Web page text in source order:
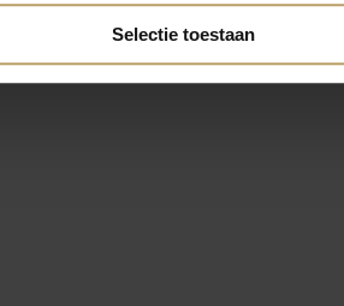
Selectie toestaan